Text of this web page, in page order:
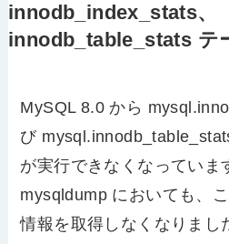
innodb_index_stats、
innodb_table_stats テ
MySQL 8.0 から
び
が実行できなくなっていま
mysqldump においても、
情報を取得しなくなりまし